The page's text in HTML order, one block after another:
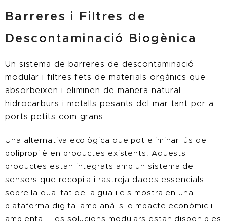
Barreres i Filtres de
Descontaminació Biogènica
Un sistema de barreres de descontaminació
modular i filtres fets de materials orgànics que
absorbeixen i eliminen de manera natural
hidrocarburs i metalls pesants del mar tant per a
ports petits com grans.
Una alternativa ecològica que pot eliminar lús de
polipropilè en productes existents. Aquests
productes estan integrats amb un sistema de
sensors que recopila i rastreja dades essencials
sobre la qualitat de laigua i els mostra en una
plataforma digital amb anàlisi dimpacte econòmic i
ambiental. Les solucions modulars estan disponibles